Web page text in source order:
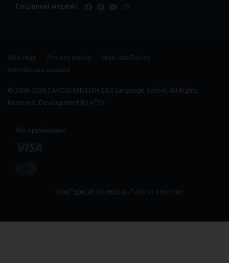
Соціальні мережі
© 2008-2026 SARGOI ENGLISH S&G Language School. All Rights
Reserved. Development By
Ми приймаємо
ТОВ "ДЖОЙ СОЛЮШЕН" ОКПО 41671081